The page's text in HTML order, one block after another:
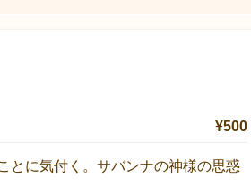
¥500
とに気付く。サバンナの神様の思惑